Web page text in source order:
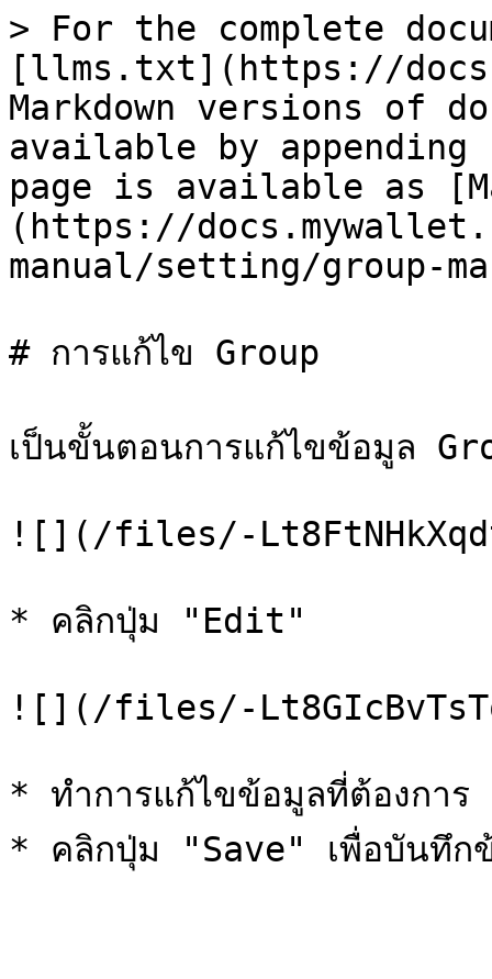
> For the complete
[llms.txt](https://
Markdown versions of
available by
page is available as
(https://
manual/setting/group-
# การแก้ไข Group
เป็นขั้นตอนการแก้ไขข้อมูล
![](/files/-
* คลิกปุ่ม "Edit"
![](/files/-
* ทำการแก้ไขข้อมูลที่ต้องการ